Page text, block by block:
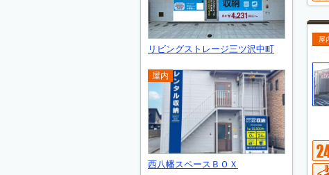
屋
リビングストレージ三ツ沢中町
屋内
西八幡スペースＢＯＸ